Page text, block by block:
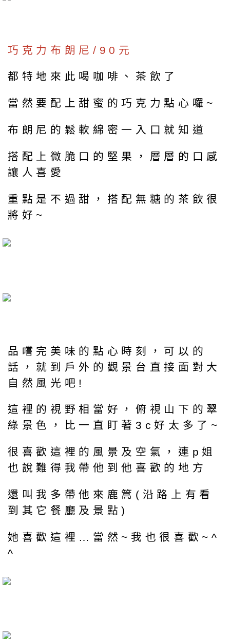
巧克力布朗尼/90元
都特地來此喝咖啡、茶飲了
當然要配上甜蜜的巧克力點心囉~
布朗尼的鬆軟綿密一入口就知道
搭配上微脆口的堅果，層層的口感
讓人喜愛
重點是不過甜，搭配無糖的茶飲很
將好~
品嚐完美味的點心時刻，可以的
話，就到戶外的觀景台直接面對大
自然風光吧!
這裡的視野相當好，俯視山下的翠
綠景色，比一直盯著3c好太多了~
很喜歡這裡的風景及空氣，連p姐
也說難得我帶他到他喜歡的地方
還叫我多帶他來鹿篙(沿路上有看
到其它餐廳及景點)
她喜歡這裡…當然~我也很喜歡~^
^